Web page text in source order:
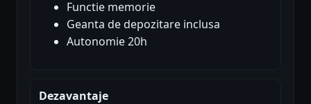
Functie memorie
Geanta de depozitare inclusa
Autonomie 20h
Dezavantaje